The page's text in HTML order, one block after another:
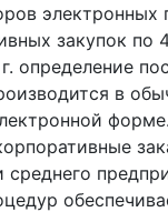
закупок
определение
в
форме.
среднего